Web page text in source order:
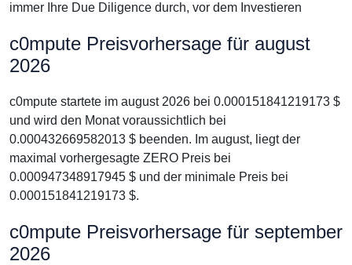
immer Ihre Due Diligence durch, vor dem Investieren
c0mpute Preisvorhersage für august
2026
c0mpute startete im august 2026 bei 0.000151841219173 $
und wird den Monat voraussichtlich bei
0.000432669582013 $ beenden. Im august, liegt der
maximal vorhergesagte ZERO Preis bei
0.000947348917945 $ und der minimale Preis bei
0.000151841219173 $.
c0mpute Preisvorhersage für september
2026